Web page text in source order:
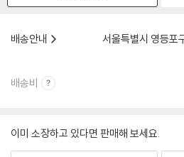
배송안내
서울특별시 영등포
배송비
이미 소장하고 있다면 판매해 보세요.